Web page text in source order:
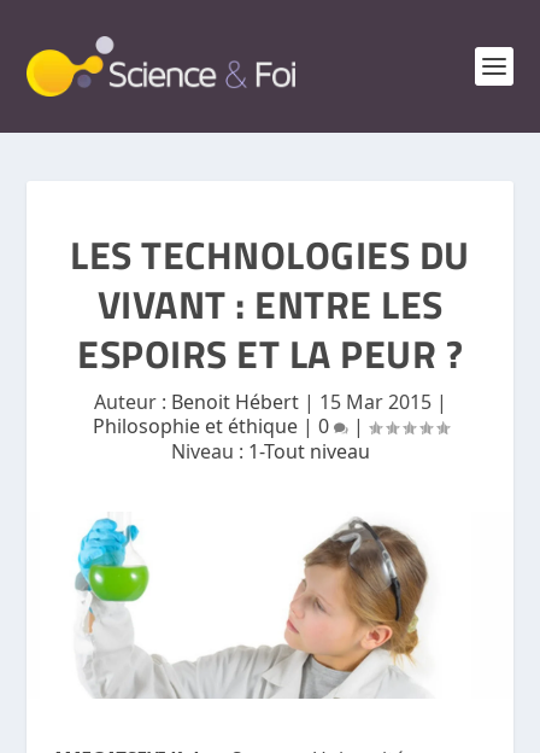
LES TECHNOLOGIES DU
VIVANT : ENTRE LES
ESPOIRS ET LA PEUR ?
Auteur : Benoit Hébert| 15 Mar 2015|
Philosophie et éthique| 0
|
Niveau : 1-Tout niveau